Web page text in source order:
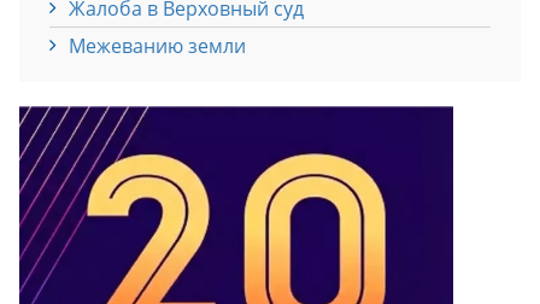
Жалоба в Верховный суд
Межеванию земли